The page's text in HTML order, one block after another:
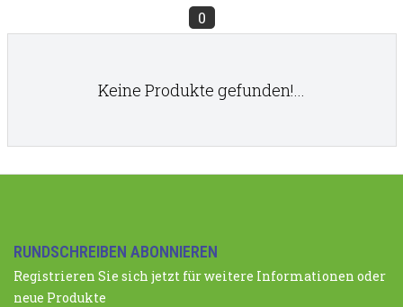
0
Keine Produkte gefunden!...
RUNDSCHREIBEN ABONNIEREN
Registrieren Sie sich jetzt für weitere Informationen oder
neue Produkte